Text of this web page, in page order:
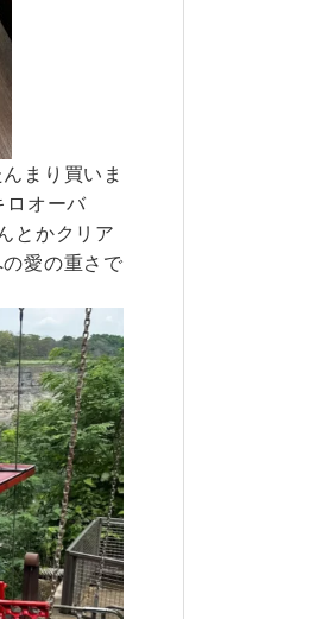
まり買いま
ロオーバ
とかクリア
愛の重さで